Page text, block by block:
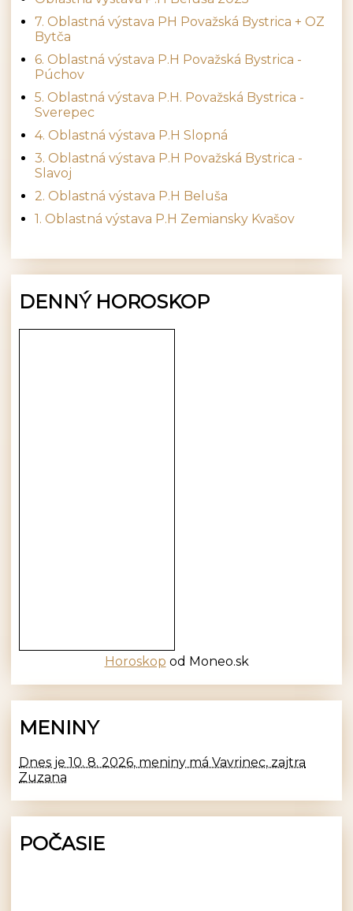
7. Oblastná výstava PH Považská Bystrica + OZ
Bytča
6. Oblastná výstava P.H Považská Bystrica -
Púchov
5. Oblastná výstava P.H. Považská Bystrica -
Sverepec
4. Oblastná výstava P.H Slopná
3. Oblastná výstava P.H Považská Bystrica -
Slavoj
2. Oblastná výstava P.H Beluša
1. Oblastná výstava P.H Zemiansky Kvašov
DENNÝ HOROSKOP
Horoskop od Moneo.sk
MENINY
Dnes je 10. 8. 2026, meniny má Vavrinec, zajtra
Zuzana
POČASIE